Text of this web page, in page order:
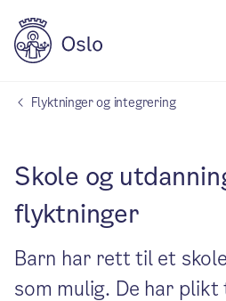
Flyktninger og integrering
Skole og
flyktninger
Barn har rett til et
som mulig. De har plikt